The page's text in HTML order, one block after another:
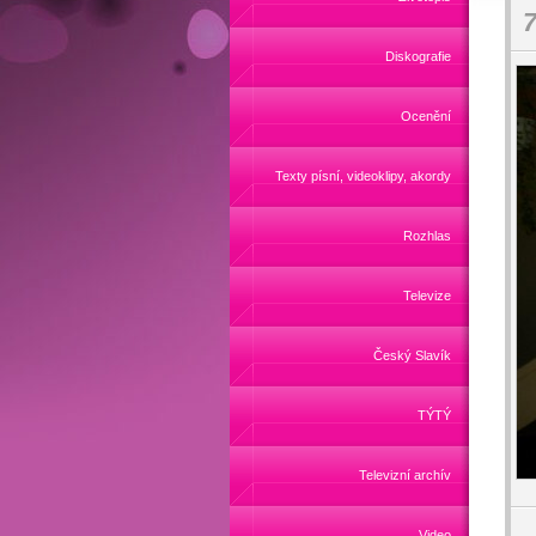
Diskografie
Ocenění
Texty písní, videoklipy, akordy
Rozhlas
Televize
Český Slavík
TÝTÝ
Televizní archív